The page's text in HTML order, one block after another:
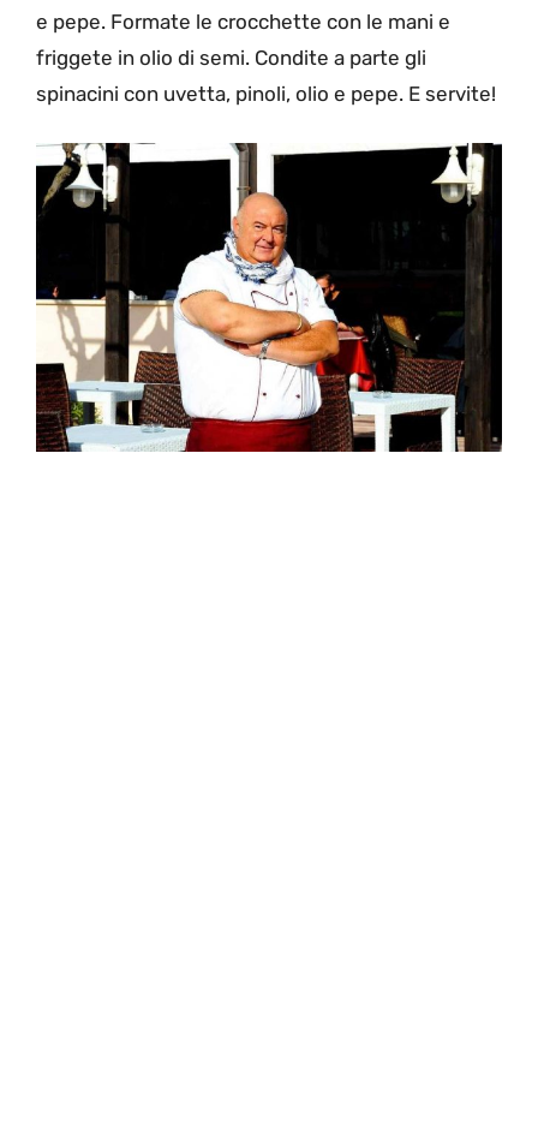
e pepe. Formate le crocchette con le mani e
friggete in olio di semi. Condite a parte gli
spinacini con uvetta, pinoli, olio e pepe. E servite!